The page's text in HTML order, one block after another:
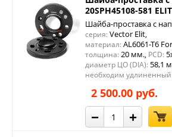
20SPH45108-581
Шайба-проставка с
серия: Vector Elit,
материал: AL6061-T6
толщина: 20 мм., PCD:
диаметр ЦО (DIA): 58,1
необходим удлиненный
2 500.00 руб.
− +